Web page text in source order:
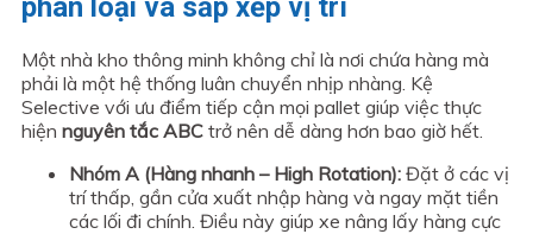
phân loại và sắp xếp vị trí
Một nhà kho thông minh không chỉ là nơi chứa hàng mà
phải là một hệ thống luân chuyển nhịp nhàng. Kệ
Selective với ưu điểm tiếp cận mọi pallet giúp việc thực
hiện nguyên tắc ABC trở nên dễ dàng hơn bao giờ hết.
Nhóm A (Hàng nhanh – High Rotation): Đặt ở các vị
trí thấp, gần cửa xuất nhập hàng và ngay mặt tiền
các lối đi chính. Điều này giúp xe nâng lấy hàng cực